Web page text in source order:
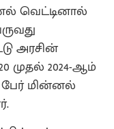
வெட்டினால்
அரசின்
முதல் 2024-ஆம்
பேர் மின்னல்